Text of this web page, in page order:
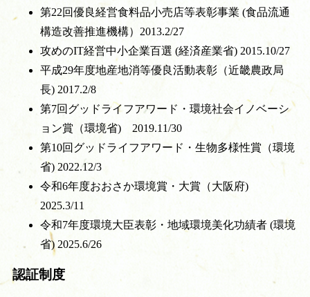
第22回優良経営食料品小売店等表彰事業 (食品流通
構造改善推進機構）2013.2/27
攻めのIT経営中小企業百選 (経済産業省) 2015.10/27
平成29年度地産地消等優良活動表彰（近畿農政局
長) 2017.2/8
第7回グッドライフアワード・環境社会イノベーシ
ョン賞（環境省) 2019.11/30
第10回グッドライフアワード・生物多様性賞（環境
省) 2022.12/3
令和6年度おおさか環境賞・大賞（大阪府)
2025.3/11
令和7年度環境大臣表彰・地域環境美化功績者 (環境
省) 2025.6/26
認証制度